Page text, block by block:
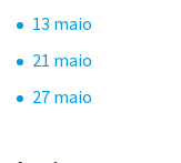
13 maio
21 maio
27 maio